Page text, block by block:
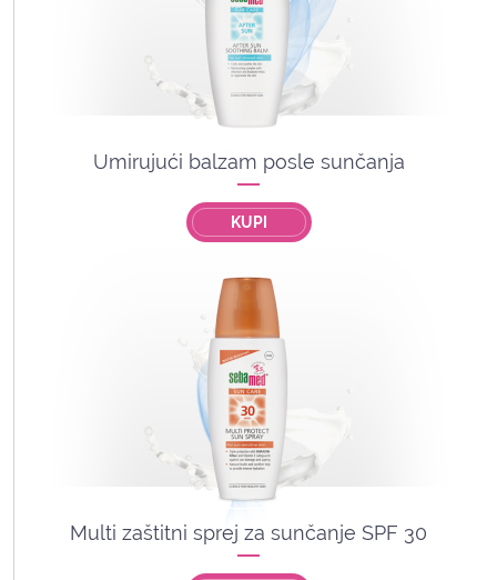
Umirujući balzam posle sunčanja
KUPI
Multi zaštitni sprej za sunčanje SPF 30